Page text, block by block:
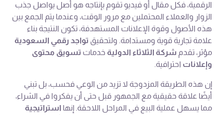
الرقمية، فكل مقال أو فيديو تقوم بإنتاجه هو أصل يواصل جذب
الزوار والعملاء المحتملين مع مرور الوقت، وعندما يتم الجمع بين
هذه الأصول وقوة الإعلانات المستهدفة، تكون النتيجة بناء
علامة تجارية قوية ومستدامة. ولتحقيق تواجد رقمي السعودية
مؤثر، تقدم شركة الثلاثاء الدولية خدمات تسويق محتوى
وإعلانات احترافية.
إن هذه الطريقة المزدوجة لا تزيد من الوعي فحسب، بل تبني
أيضًا علاقة حقيقية مع الجمهور قبل حتى أن يفكروا في الشراء،
مما يسهل عملية البيع في المراحل اللاحقة. إنها استراتيجية